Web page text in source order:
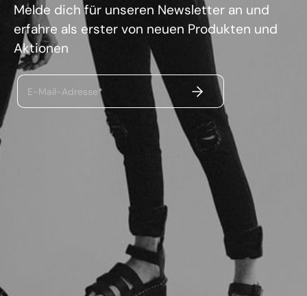
Melde dich für unseren Newsletter an und
erfahre als erster von neuen Produkten und
Aktionen
E-Mail-Adresse* ABSENDEN